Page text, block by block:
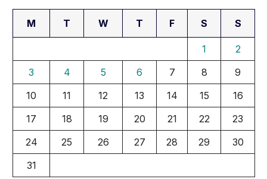
M T W T F S S
1
2
3
4 5 6 7 8
9
10
11 12 13 14 15
16
17
18 19 20 21 22
23
24
25 26 27 28 29
30
31